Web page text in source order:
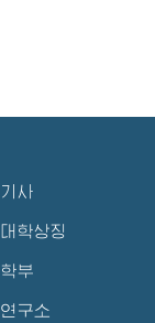
기사
대학상징
학부
연구소